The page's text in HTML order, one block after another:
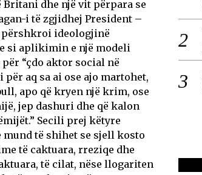
Britani dhe një vit përpara se
i të zgjidhej President –
përshkroi ideologjinë
si aplikimin e një modeli
“çdo aktor social në
aq sa ai ose ajo martohet,
apo që kryen një krim, ose
jep dashuri dhe që kalon
Secili prej këtyre
mund të shihet se sjell kosto
të caktuara, rreziqe dhe
të cilat, nëse llogariten